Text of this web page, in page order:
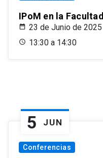
IPoM en la Facultad
23 de Junio de 2025
13:30 a 14:30
5 JUN
Conferencias